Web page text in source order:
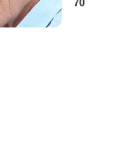
70